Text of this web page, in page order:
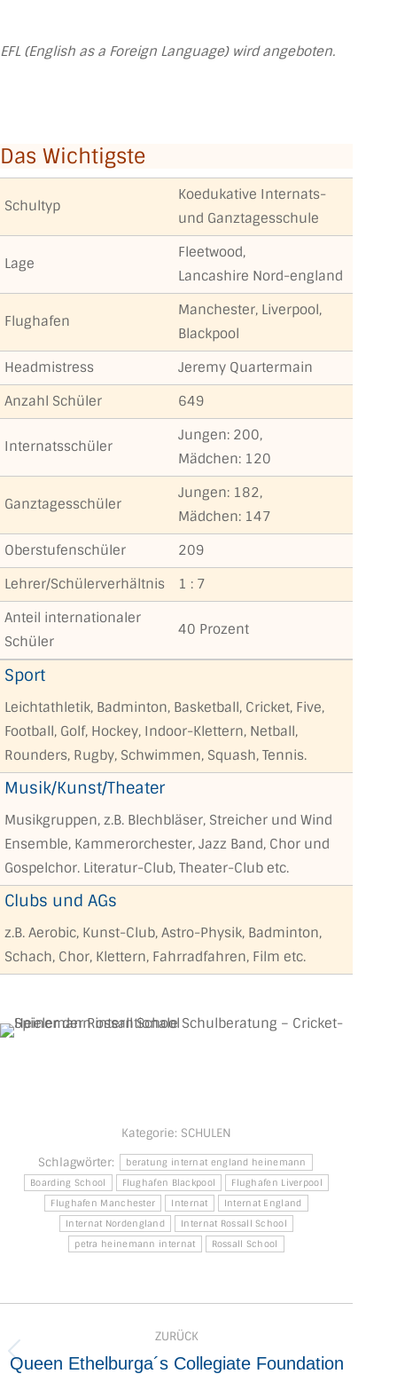
EFL (English as a Foreign Language) wird angeboten.
Das Wichtigste
Schultyp
Koedukative Internats-
und Ganztagesschule
Lage
Fleetwood,
Lancashire Nord-england
Flughafen
Manchester, Liverpool,
Blackpool
Headmistress
Jeremy Quartermain
Anzahl Schüler
649
Internatsschüler
Jungen: 200,
Mädchen: 120
Ganztagesschüler
Jungen: 182,
Mädchen: 147
Oberstufenschüler
209
Lehrer/Schülerverhältnis
1 : 7
Anteil internationaler
Schüler
40 Prozent
Sport
Leichtathletik, Badminton, Basketball, Cricket, Five,
Football, Golf, Hockey, Indoor-Klettern, Netball,
Rounders, Rugby, Schwimmen, Squash, Tennis.
Musik/Kunst/Theater
Musikgruppen, z.B. Blechbläser, Streicher und Wind
Ensemble, Kammerorchester, Jazz Band, Chor und
Gospelchor. Literatur-Club, Theater-Club etc.
Clubs und AGs
z.B. Aerobic, Kunst-Club, Astro-Physik, Badminton,
Schach, Chor, Klettern, Fahrradfahren, Film etc.
Kategorie: SCHULEN
Schlagwörter:
beratung internat england heinemann
Boarding School
Flughafen Blackpool
Flughafen Liverpool
Flughafen Manchester
Internat
Internat England
Internat Nordengland
Internat Rossall School
petra heinemann internat
Rossall School
ZURÜCK
Vorheriger
Queen Ethelburga´s Collegiate Foundation